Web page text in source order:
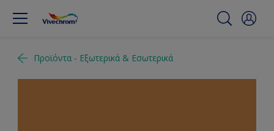
Προϊόντα - Εξωτερικά & Εσωτερικά